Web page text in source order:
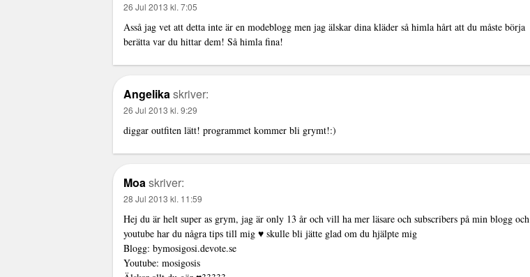
26 Jul 2013 kl. 7:05
Asså jag vet att detta inte är en modeblogg men jag älskar dina kläder så himla hårt att du måste börja
berätta var du hittar dem! Så himla fina!
Angelikaskriver:
26 Jul 2013 kl. 9:29
diggar outfiten lätt! programmet kommer bli grymt!:)
Moaskriver:
28 Jul 2013 kl. 11:59
Hej du är helt super as grym, jag är only 13 år och vill ha mer läsare och subscribers på min blogg och
youtube har du några tips till mig ♥ skulle bli jätte glad om du hjälpte mig
Blogg: bymosigosi.devote.se
Youtube: mosigosis